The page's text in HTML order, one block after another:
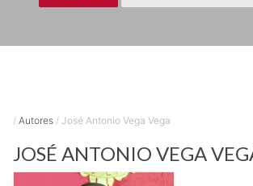
/ Autores / José Antonio Vega Vega
JOSÉ ANTONIO VEGA